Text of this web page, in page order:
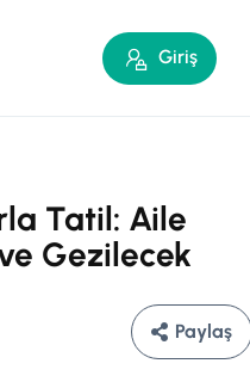
Giriş
Tatil: Aile
Gezilecek
Paylaş